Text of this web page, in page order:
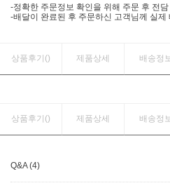
-정확한 주문정보 확인을 위해 주문 후 전
-배달이 완료된 후 주문하신 고객님께 실제
상품후기() 제품상세 배송정
상품후기() 제품상세 배송정
Q&A (4)